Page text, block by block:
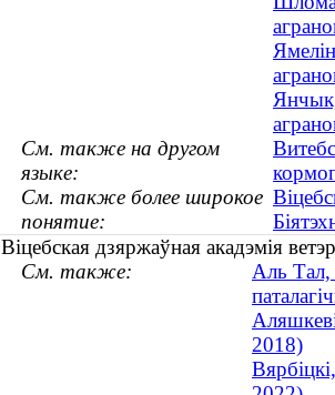
Янчык,
См. также на другом
языке:
См. также более широкое
понятие:
Віцебская дзяржаўная акадэмія
См. также:
Аль Тал,
2018)